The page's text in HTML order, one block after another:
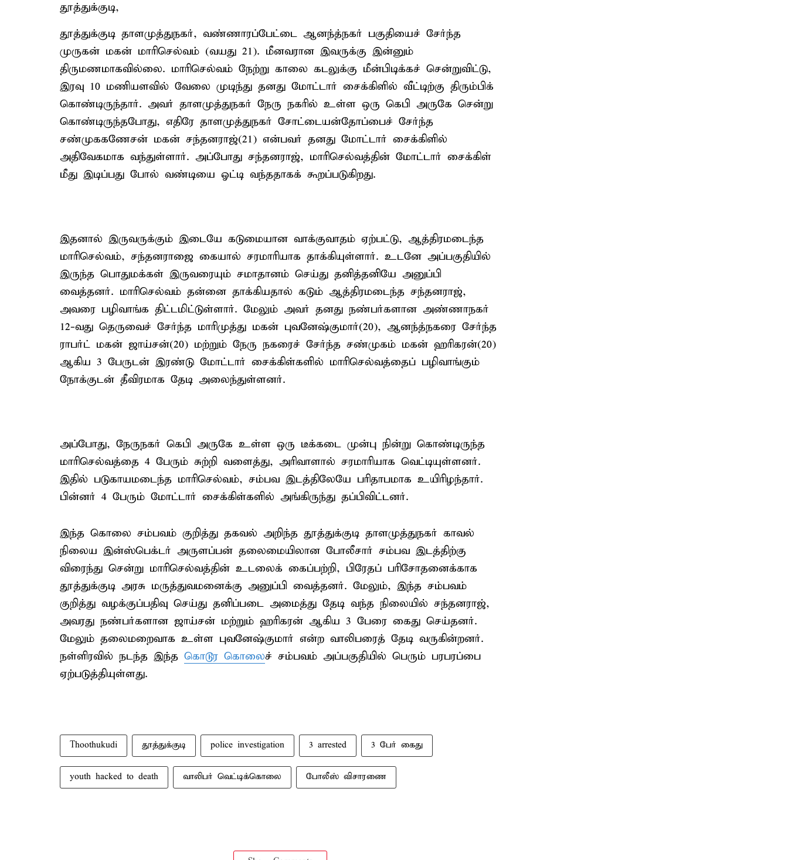
தூத்துக்குடி,
தூத்துக்குடி தாளமுத்துநகர், வண்ணாரப்பேட்டை ஆனந்த்நகர் பகுதியைச் சேர்ந்த
முருகன் மகன் மாரிசெல்வம் (வயது 21). மீனவரான இவருக்கு இன்னும்
திருமணமாகவில்லை. மாரிசெல்வம் நேற்று காலை கடலுக்கு மீன்பிடிக்கச் சென்றுவிட்டு,
இரவு 10 மணியளவில் வேலை முடிந்து தனது மோட்டார் சைக்கிளில் வீட்டிற்கு திரும்பிக்
கொண்டிருந்தார். அவர் தாளமுத்துநகர் நேரு நகரில் உள்ள ஒரு கெபி அருகே சென்று
கொண்டிருந்தபோது, எதிரே தாளமுத்துநகர் சோட்டையன்தோப்பைச் சேர்ந்த
சண்முககணேசன் மகன் சந்தனராஜ்(21) என்பவர் தனது மோட்டார் சைக்கிளில்
அதிவேகமாக வந்துள்ளார். அப்போது சந்தனராஜ், மாரிசெல்வத்தின் மோட்டார் சைக்கிள்
மீது இடிப்பது போல் வண்டியை ஓட்டி வந்ததாகக் கூறப்படுகிறது.
இதனால் இருவருக்கும் இடையே கடுமையான வாக்குவாதம் ஏற்பட்டு, ஆத்திரமடைந்த
மாரிசெல்வம், சந்தனராஜை கையால் சரமாரியாக தாக்கியுள்ளார். உடனே அப்பகுதியில்
இருந்த பொதுமக்கள் இருவரையும் சமாதானம் செய்து தனித்தனியே அனுப்பி
வைத்தனர். மாரிசெல்வம் தன்னை தாக்கியதால் கடும் ஆத்திரமடைந்த சந்தனராஜ்,
அவரை பழிவாங்க திட்டமிட்டுள்ளார். மேலும் அவர் தனது நண்பர்களான அண்ணாநகர்
12-வது தெருவைச் சேர்ந்த மாரிமுத்து மகன் புவனேஷ்குமார்(20), ஆனந்த்நகரை சேர்ந்த
ராபர்ட் மகன் ஜாய்சன்(20) மற்றும் நேரு நகரைச் சேர்ந்த சண்முகம் மகன் ஹரிகரன்(20)
ஆகிய 3 பேருடன் இரண்டு மோட்டார் சைக்கிள்களில் மாரிசெல்வத்தைப் பழிவாங்கும்
நோக்குடன் தீவிரமாக தேடி அலைந்துள்ளனர்.
அப்போது, நேருநகர் கெபி அருகே உள்ள ஒரு டீக்கடை முன்பு நின்று கொண்டிருந்த
மாரிசெல்வத்தை 4 பேரும் சுற்றி வளைத்து, அரிவாளால் சரமாரியாக வெட்டியுள்ளனர்.
இதில் படுகாயமடைந்த மாரிசெல்வம், சம்பவ இடத்திலேயே பரிதாபமாக உயிரிழந்தார்.
பின்னர் 4 பேரும் மோட்டார் சைக்கிள்களில் அங்கிருந்து தப்பிவிட்டனர்.
இந்த கொலை சம்பவம் குறித்து தகவல் அறிந்த தூத்துக்குடி தாளமுத்துநகர் காவல்
நிலைய இன்ஸ்பெக்டர் அருளப்பன் தலைமையிலான போலீசார் சம்பவ இடத்திற்கு
விரைந்து சென்று மாரிசெல்வத்தின் உடலைக் கைப்பற்றி, பிரேதப் பரிசோதனைக்காக
தூத்துக்குடி அரசு மருத்துவமனைக்கு அனுப்பி வைத்தனர். மேலும், இந்த சம்பவம்
குறித்து வழக்குப்பதிவு செய்து தனிப்படை அமைத்து தேடி வந்த நிலையில் சந்தனராஜ்,
அவரது நண்பர்களான ஜாய்சன் மற்றும் ஹரிகரன் ஆகிய 3 பேரை கைது செய்தனர்.
மேலும் தலைமறைவாக உள்ள புவனேஷ்குமார் என்ற வாலிபரைத் தேடி வருகின்றனர்.
நள்ளிரவில் நடந்த இந்த கொடூர கொலைச் சம்பவம் அப்பகுதியில் பெரும் பரபரப்பை
ஏற்படுத்தியுள்ளது.
Thoothukudi தூத்துக்குடி police investigation 3 arrested 3 பேர் கைது
youth hacked to death வாலிபர் வெட்டிக்கொலை போலீஸ் விசாரணை